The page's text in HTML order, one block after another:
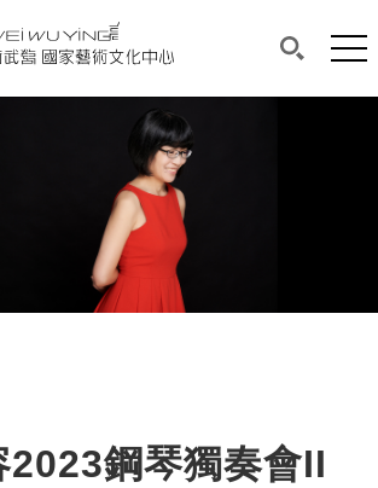
術文化中心
主要內容區。
此區塊列有本網站主要連結。
藝術文化中心
搜尋(開
網
為本頁主要內容區。
2023鋼琴獨奏會II